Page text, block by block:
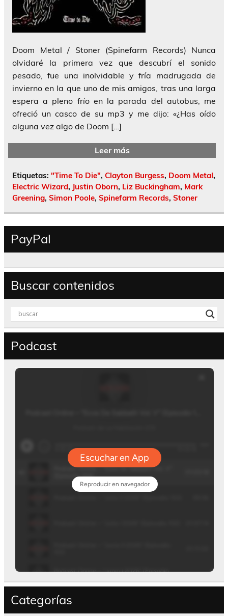
Doom Metal / Stoner (Spinefarm Records) Nunca
olvidaré la primera vez que descubrí el sonido
pesado, fue una inolvidable y fría madrugada de
invierno en la que uno de mis amigos, tras una larga
espera a pleno frío en la parada del autobus, me
ofreció un casco de su mp3 y me dijo: «¿Has oído
alguna vez algo de Doom […]
Leer más
Etiquetas: "Time To Die", Clayton Burgess, Doom Metal,
Electric Wizard, Justin Oborn, Liz Buckingham, Mark
Greening, Simon Poole, Spinefarm Records, Stoner
PayPal
Buscar contenidos
Podcast
Categorías